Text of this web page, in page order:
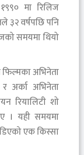
मा रिलिज
३२ वर्षपछि पनि
समयमा थियो
फिल्मका अभिनेता
अर्का अभिनेता
रियालिटी शो
। यही समयमा
एक किस्सा